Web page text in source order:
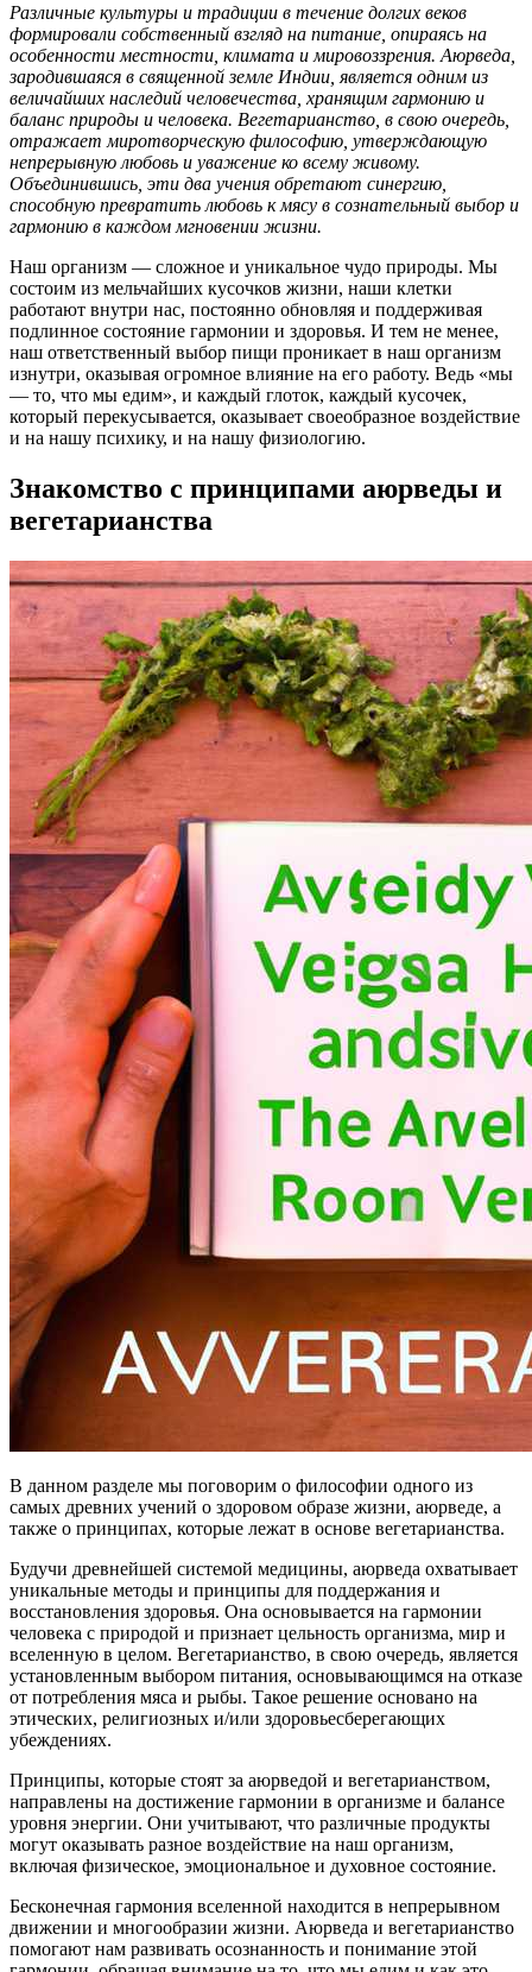
Различные культуры и традиции в течение долгих веков
формировали собственный взгляд на питание, опираясь на
особенности местности, климата и мировоззрения. Аюрведа,
зародившаяся в священной земле Индии, является одним из
величайших наследий человечества, хранящим гармонию и
баланс природы и человека. Вегетарианство, в свою очередь,
отражает миротворческую философию, утверждающую
непрерывную любовь и уважение ко всему живому.
Объединившись, эти два учения обретают синергию,
способную превратить любовь к мясу в сознательный выбор и
гармонию в каждом мгновении жизни.
Наш организм — сложное и уникальное чудо природы. Мы
состоим из мельчайших кусочков жизни, наши клетки
работают внутри нас, постоянно обновляя и поддерживая
подлинное состояние гармонии и здоровья. И тем не менее,
наш ответственный выбор пищи проникает в наш организм
изнутри, оказывая огромное влияние на его работу. Ведь «мы
— то, что мы едим», и каждый глоток, каждый кусочек,
который перекусывается, оказывает своеобразное воздействие
и на нашу психику, и на нашу физиологию.
Знакомство с принципами аюрведы и
вегетарианства
В данном разделе мы поговорим о философии одного из
самых древних учений о здоровом образе жизни, аюрведе, а
также о принципах, которые лежат в основе вегетарианства.
Будучи древнейшей системой медицины, аюрведа охватывает
уникальные методы и принципы для поддержания и
восстановления здоровья. Она основывается на гармонии
человека с природой и признает цельность организма, мир и
вселенную в целом. Вегетарианство, в свою очередь, является
установленным выбором питания, основывающимся на отказе
от потребления мяса и рыбы. Такое решение основано на
этических, религиозных и/или здоровьесберегающих
убеждениях.
Принципы, которые стоят за аюрведой и вегетарианством,
направлены на достижение гармонии в организме и балансе
уровня энергии. Они учитывают, что различные продукты
могут оказывать разное воздействие на наш организм,
включая физическое, эмоциональное и духовное состояние.
Бесконечная гармония вселенной находится в непрерывном
движении и многообразии жизни. Аюрведа и вегетарианство
помогают нам развивать осознанность и понимание этой